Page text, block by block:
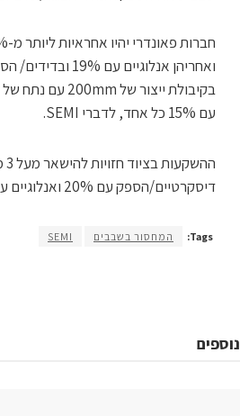
עם 15% כל אחד, לדברי SEMI.
דיסקרטיים/הספק עם 20% ואנלוגיים עם 19%, ציינו ב-SEMI.
Tags: המחסור בשבבים SEMI
נוספים